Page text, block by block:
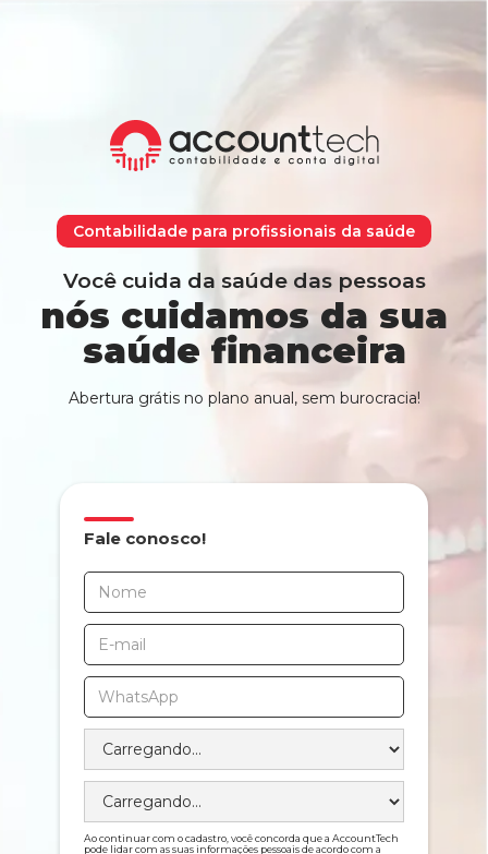
Contabilidade para profissionais da saúde
Você cuida da saúde das pessoas
nós cuidamos da sua
saúde financeira
Abertura grátis no plano anual, sem burocracia!
Fale conosco!
Ao continuar com o cadastro, você concorda que a AccountTech
pode lidar com as suas informações pessoais de acordo com a